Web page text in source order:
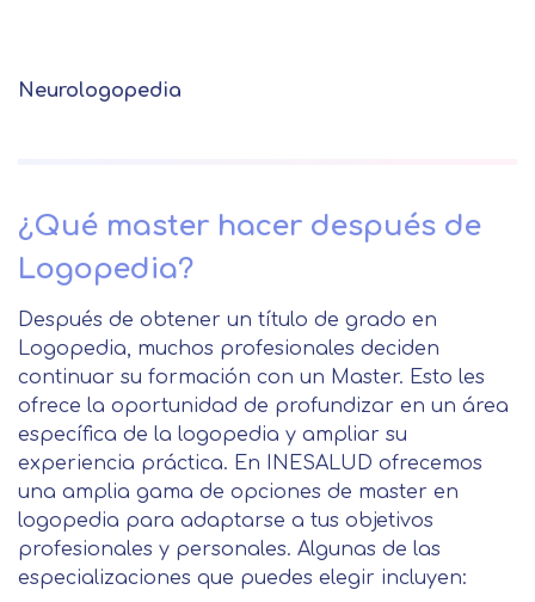
Neurologopedia
¿Qué master hacer después de
Logopedia?
Después de obtener un título de grado en
Logopedia, muchos profesionales deciden
continuar su formación con un Master. Esto les
ofrece la oportunidad de profundizar en un área
específica de la logopedia y ampliar su
experiencia práctica. En INESALUD ofrecemos
una amplia gama de opciones de master en
logopedia para adaptarse a tus objetivos
profesionales y personales. Algunas de las
especializaciones que puedes elegir incluyen:
Apellido
Teléfono País
Mensaje
Email
Información básica sobre Protección
de Datos .Haz clic aquí
Responsable EUROINNOVA
BUSINESS SCHOOL, S.L. Finalidad
Información académica y comercial
de nuestros servicios de enseñanza
Legitimación Consentimiento del
interesado Destinatarios Encargados
preferencia de
privacidad
Utilizamos cookies propias y de terceros
para mejorar nuestros servicios
relacionados con tus preferencias,
mediante el análisis de tus hábitos de
navegación. En caso de que rechace las
cookies, no podremos asegurarle el
correcto funcionamiento de las distintas
funcionalidades de nuestra página web.